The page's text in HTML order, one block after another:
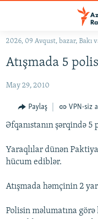
Əsas
qayıt
naviqasiyaya
Axtarışa
keç
#İZAHLA
KORRUPSIOMETR
#ƏSLINDƏ
FƏRQƏ BAX
ARAŞDIRMA
VIDEO
FOTOQALEREYA
RADIO ARXIV
OXU ZALI
HAQQIMIZDA
2026, 09 Avqust, bazar, Bakı
Atışmada 5
May 29, 2010
Paylaş VPN-siz
Əfqanıstanın şərqində
Yaraqlılar dünən
hücum ediblər.
Atışmada həmçinin 2
Polisin məlumatına